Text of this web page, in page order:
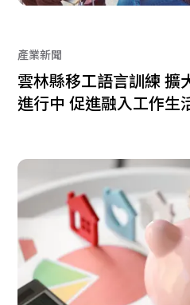
產業新聞
雲林縣移工語言訓練 擴
進行中 促進融入工作生